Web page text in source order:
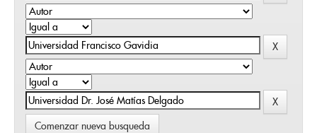
Comenzar nueva busqueda